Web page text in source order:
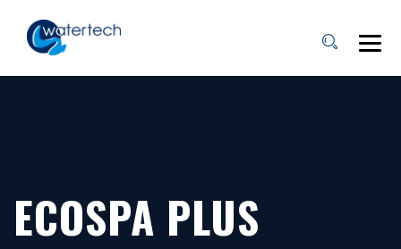
ECOSPA PLUS